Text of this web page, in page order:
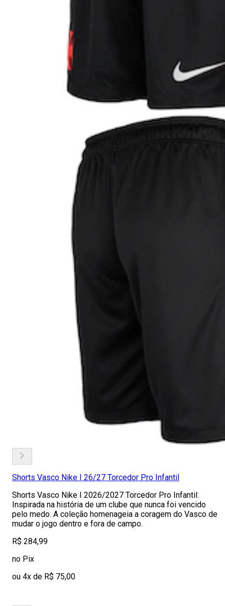
Shorts Vasco Nike I 26/27 Torcedor Pro Infantil
Shorts Vasco Nike I 2026/2027 Torcedor Pro Infantil:
Inspirada na história de um clube que nunca foi vencido
pelo medo. A coleção homenageia a coragem do Vasco de
mudar o jogo dentro e fora de campo.
R$ 284,99
no Pix
ou 4x de R$ 75,00